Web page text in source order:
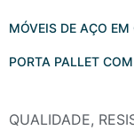
MÓVEIS DE AÇO
PORTA PALLET
QUALIDADE,